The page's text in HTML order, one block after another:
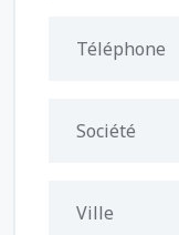
Téléphone
Société
Ville